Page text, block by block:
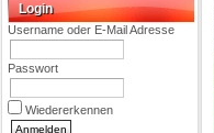
Login
Username oder E-Mail Adresse
Passwort
Wiedererkennen